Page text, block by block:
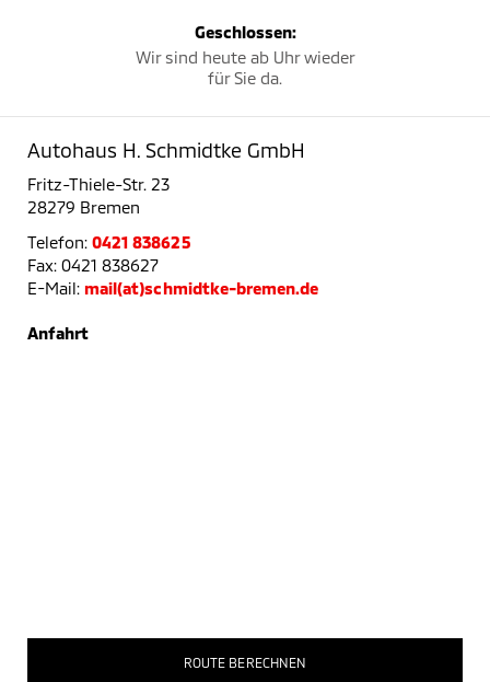
Geschlossen:
Wir sind heute ab Uhr wieder
für Sie da.
Autohaus H. Schmidtke GmbH
Fritz-Thiele-Str. 23
28279 Bremen
Telefon: 0421 838625
Fax: 0421 838627
E-Mail: mail(at)schmidtke-bremen.de
Anfahrt
ROUTE BERECHNEN